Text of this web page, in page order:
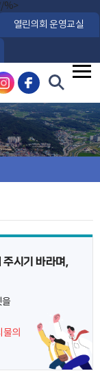
%>
열린의회 운영교실
주시기 바라며,
을
의